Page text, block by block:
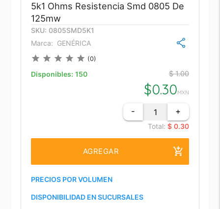
5k1 Ohms Resistencia Smd 0805 De
125mw
SKU: 0805SMD5K1
Marca: GENÉRICA
star star star star star (0)
Disponibles: 150 $ 1.00
$0.30MXN
- +
Total: $ 0.30
AGREGAR add_shopping_cart
PRECIOS POR VOLUMEN
DISPONIBILIDAD EN SUCURSALES